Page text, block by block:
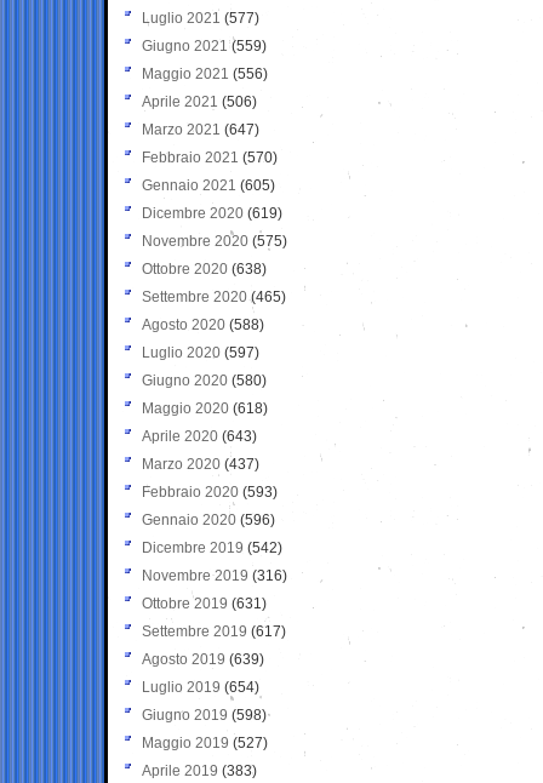
Luglio 2021 (577)
Giugno 2021(559)
Maggio 2021 (556)
Aprile 2021 (506)
Marzo 2021 (647)
Febbraio 2021 (570)
Gennaio 2021 (605)
Dicembre 2020 (619)
Novembre 2020 (575)
Ottobre 2020 (638)
Settembre 2020(465)
Agosto 2020 (588)
Luglio 2020 (597)
Giugno 2020 (580)
Maggio 2020 (618)
Aprile 2020 (643)
Marzo 2020 (437)
Febbraio 2020 (593)
Gennaio 2020 (596)
Dicembre 2019 (542)
Novembre 2019 (316)
Ottobre 2019 (631)
Settembre 2019 (617)
Agosto 2019 (639)
Luglio 2019 (654)
Giugno 2019 (598)
Maggio 2019 (527)
Aprile 2019 (383)